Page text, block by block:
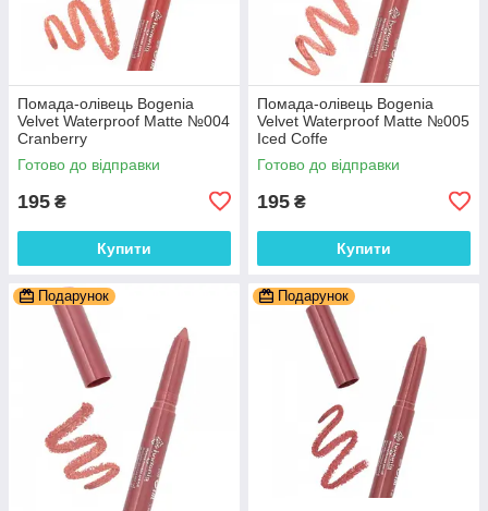
Помада-олівець Bogenia
Velvet Waterproof Matte №004
Cranberry
Готово до відправки
195 ₴
Купити
Помада-олівець Bogenia
Velvet Waterproof Matte №005
Iced Coffe
Готово до відправки
195 ₴
Купити
Подарунок Подарунок